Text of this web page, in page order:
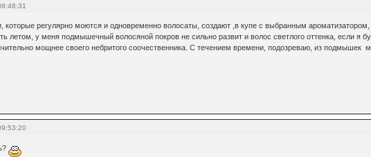
которые регулярно моются и одновременно волосаты, создают ,в купе с выбранным
летом, у меня подмышечный волосяной покров не сильно развит и волос светлого оттенка, если я
мощнее своего небритого соочественника. С течением времени, подозреваю, из подмышек